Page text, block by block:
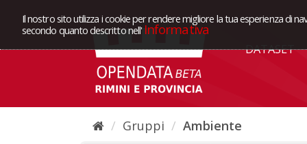
Il nostro sito utilizza i cookie per rendere migliore la tua esperienza di
secondo quanto descritto nell' Informativa
DATASET
Gruppi Ambiente